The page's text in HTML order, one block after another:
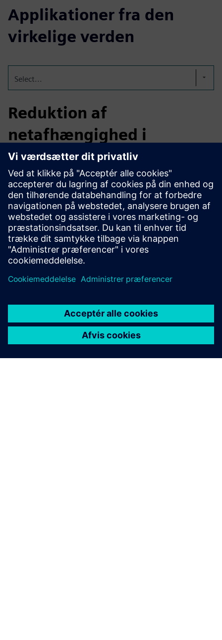
Applikationer fra den
virkelige verden
Select...
Reduktion af
netafhængighed i
bygninger
Hovers integrerede mikronet kombinerer vind på taget,
solenergi, batterilagring og realtidskontrol for at reducere
forsyningsafhængigheden i kommercielle bygninger.
Implementeringer øger genereringen på stedet, forbedrer
modstandsdygtigheden og kan opnå op til 48%
belastningsforskydning.